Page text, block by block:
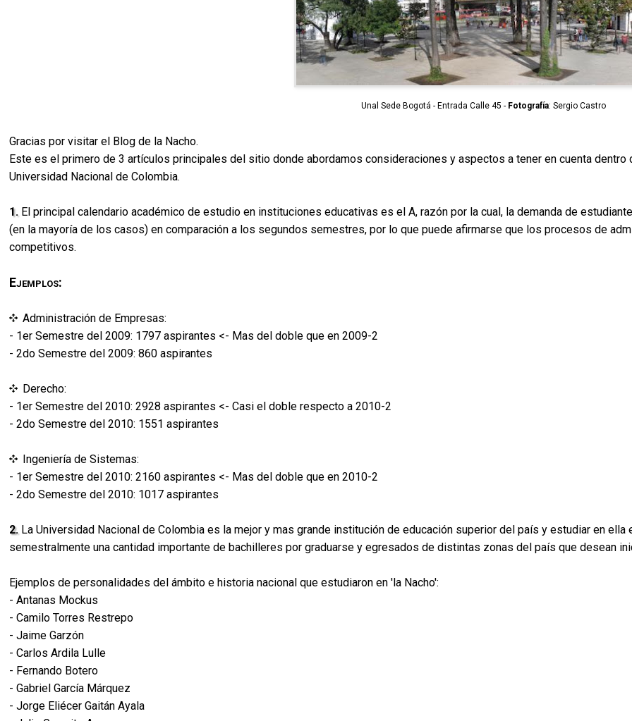
Unal Sede Bogotá - Entrada Calle 45 - Fotografía: Sergio Castro
Gracias por visitar el Blog de la Nacho.
Este es el primero de 3 artículos principales del sitio donde abordamos consideraciones y aspectos a tener en cuenta
Universidad Nacional de Colombia.
1. El principal calendario académico de estudio en instituciones educativas es el A, razón por la cual, la demanda de
(en la mayoría de los casos) en comparación a los segundos semestres, por lo que puede afirmarse que los procesos de
competitivos.
Ejemplos:
Administración de Empresas:
- 1er Semestre del 2009: 1797 aspirantes <- Mas del doble que en 2009-2
- 2do Semestre del 2009: 860 aspirantes
Derecho:
- 1er Semestre del 2010: 2928 aspirantes <- Casi el doble respecto a 2010-2
- 2do Semestre del 2010: 1551 aspirantes
Ingeniería de Sistemas:
- 1er Semestre del 2010: 2160 aspirantes <- Mas del doble que en 2010-2
- 2do Semestre del 2010: 1017 aspirantes
2. La Universidad Nacional de Colombia es la mejor y mas grande institución de educación superior del país y estudiar en
semestralmente una cantidad importante de bachilleres por graduarse y egresados de distintas zonas del país que desean
Ejemplos de personalidades del ámbito e historia nacional que estudiaron en 'la Nacho':
- Antanas Mockus
- Camilo Torres Restrepo
- Jaime Garzón
- Carlos Ardila Lulle
- Fernando Botero
- Gabriel García Márquez
- Jorge Eliécer Gaitán Ayala